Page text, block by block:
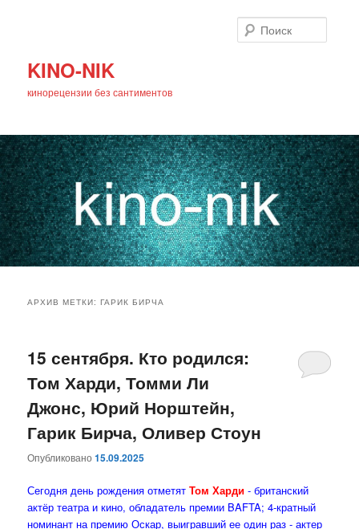
KINO-NIK
кинорецензии без сантиментов
основному
содержимому
дополнительному
содержимому
АРХИВ МЕТКИ:ГАРИК БИРЧА
15 сентября. Кто родился:
Том Харди, Томми Ли
Джонс, Юрий Норштейн,
Гарик Бирча, Оливер Стоун
Опубликовано15.09.2025
Сегодня день рождения отметятТом Харди - британский
актёр театра и кино, обладатель премии BAFTA; 4-кратный
номинант на премию Оскар, выигравший ее один раз - актер